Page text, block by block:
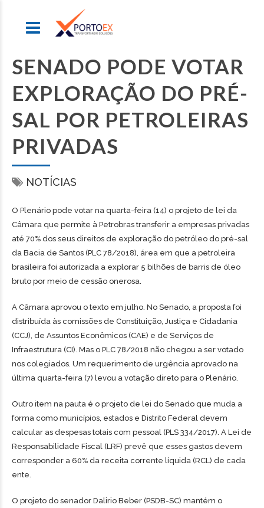
SENADO PODE VOTAR
EXPLORAÇÃO DO PRÉ-
SAL POR PETROLEIRAS
PRIVADAS
NOTÍCIAS
O Plenário pode votar na quarta-feira (14) o projeto de lei da
Câmara que permite à Petrobras transferir a empresas privadas
até 70% dos seus direitos de exploração do petróleo do pré-sal
da Bacia de Santos (PLC 78/2018), área em que a petroleira
brasileira foi autorizada a explorar 5 bilhões de barris de óleo
bruto por meio de cessão onerosa.
A Câmara aprovou o texto em julho. No Senado, a proposta foi
distribuída às comissões de Constituição, Justiça e Cidadania
(CCJ), de Assuntos Econômicos (CAE) e de Serviços de
Infraestrutura (CI). Mas o PLC 78/2018 não chegou a ser votado
nos colegiados. Um requerimento de urgência aprovado na
última quarta-feira (7) levou a votação direto para o Plenário.
Outro item na pauta é o projeto de lei do Senado que muda a
forma como municípios, estados e Distrito Federal devem
calcular as despesas totais com pessoal (PLS 334/2017). A Lei de
Responsabilidade Fiscal (LRF) prevê que esses gastos devem
corresponder a 60% da receita corrente líquida (RCL) de cada
ente.
O projeto do senador Dalirio Beber (PSDB-SC) mantém o